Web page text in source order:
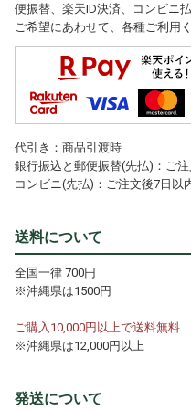
便振替、楽天ID決済、コンビニ
ご希望にあわせて、各種ご利用
代引き：商品引渡時
銀行振込と郵便振替(先払)：ご
コンビニ(先払)：ご注文後7日以
送料について
全国一律 700円
※沖縄県は1500円
ご購入10,000円以上で送料無料
※沖縄県は12,000円以上
発送について